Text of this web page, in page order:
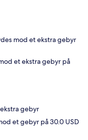
mod et ekstra gebyr
et ekstra gebyr på
gebyr
et gebyr på 30.0 USD